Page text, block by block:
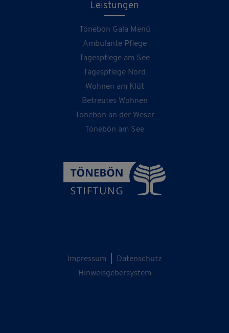
Leistungen
Tönebön Gala Menü
Ambulante Pflege
Tagespflege am See
Tagespflege Nord
Wohnen am Klüt
Betreutes Wohnen
Tönebön an der Weser
Tönebön am See
Impressum
Datenschutz
Hinweisgebersystem